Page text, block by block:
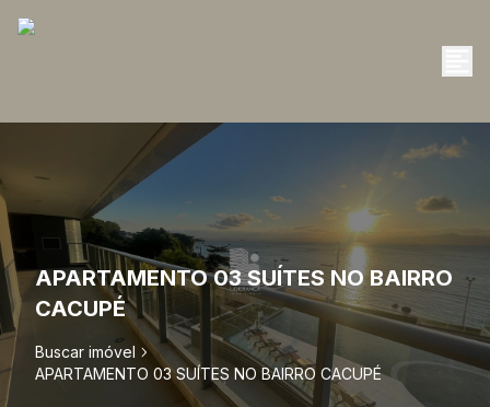
APARTAMENTO 03 SUÍTES NO BAIRRO
CACUPÉ
Buscar imóvel
APARTAMENTO 03 SUÍTES NO BAIRRO CACUPÉ